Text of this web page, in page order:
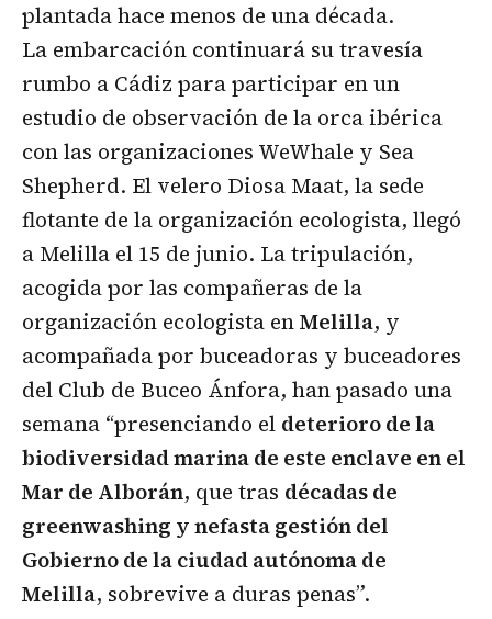
plantada hace menos de una década.
La embarcación continuará su travesía
rumbo a Cádiz para participar en un
estudio de observación de la orca ibérica
con las organizaciones WeWhale y Sea
Shepherd. El velero Diosa Maat, la sede
flotante de la organización ecologista, llegó
a Melilla el 15 de junio. La tripulación,
acogida por las compañeras de la
organización ecologista enMelilla, y
acompañada por buceadoras y buceadores
del Club de Buceo Ánfora, han pasado una
semana “presenciando el deterioro de la
biodiversidad marina de este enclave en el
Mar de Alborán, que tras décadas de
greenwashing y nefasta gestión del
Gobierno de la ciudad autónoma de
Melilla, sobrevive a duras penas”.